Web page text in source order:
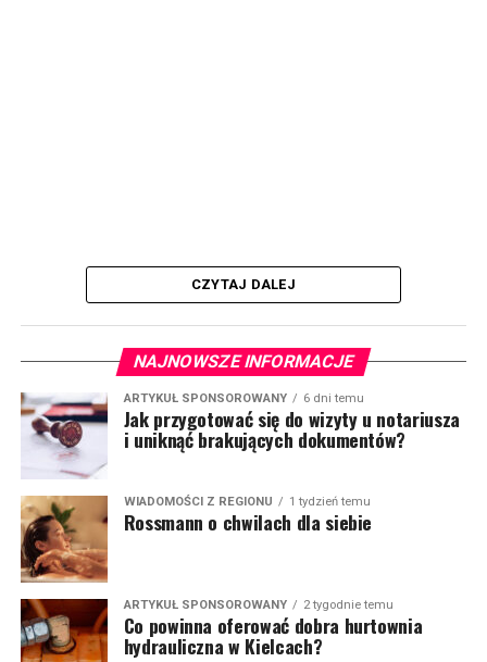
CZYTAJ DALEJ
NAJNOWSZE INFORMACJE
ARTYKUŁ SPONSOROWANY 6 dni temu
Jak przygotować się do wizyty u notariusza
i uniknąć brakujących dokumentów?
WIADOMOŚCI Z REGIONU 1 tydzień temu
Rossmann o chwilach dla siebie
ARTYKUŁ SPONSOROWANY 2 tygodnie temu
Co powinna oferować dobra hurtownia
hydrauliczna w Kielcach?